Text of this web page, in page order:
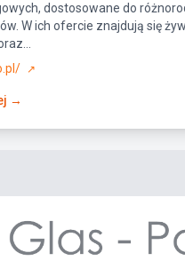
dostosowane do
W ich ofercie znajdują się
↗
→